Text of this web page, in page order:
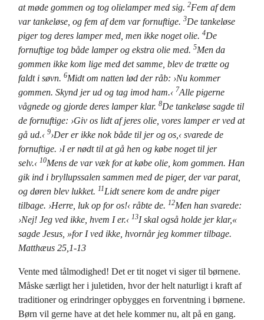
at møde gommen og tog olielamper med sig. 2Fem af dem
var tankeløse, og fem af dem var fornuftige. 3De tankeløse
piger tog deres lamper med, men ikke noget olie. 4De
fornuftige tog både lamper og ekstra olie med. 5Men da
gommen ikke kom lige med det samme, blev de trætte og
faldt i søvn. 6Midt om natten lød der råb: ›Nu kommer
gommen. Skynd jer ud og tag imod ham.‹ 7Alle pigerne
vågnede og gjorde deres lamper klar. 8De tankeløse sagde til
de fornuftige: ›Giv os lidt af jeres olie, vores lamper er ved at
gå ud.‹ 9›Der er ikke nok både til jer og os,‹ svarede de
fornuftige. ›I er nødt til at gå hen og købe noget til jer
selv.‹ 10Mens de var væk for at købe olie, kom gommen. Han
gik ind i bryllupssalen sammen med de piger, der var parat,
og døren blev lukket. 11Lidt senere kom de andre piger
tilbage. ›Herre, luk op for os!‹ råbte de. 12Men han svarede:
›Nej! Jeg ved ikke, hvem I er.‹ 13I skal også holde jer klar,«
sagde Jesus, »for I ved ikke, hvornår jeg kommer tilbage.
Matthæus 25,1-13
Vente med tålmodighed! Det er tit noget vi siger til børnene.
Måske særligt her i juletiden, hvor der helt naturligt i kraft af
traditioner og erindringer opbygges en forventning i børnene.
Børn vil gerne have at det hele kommer nu, alt på en gang.